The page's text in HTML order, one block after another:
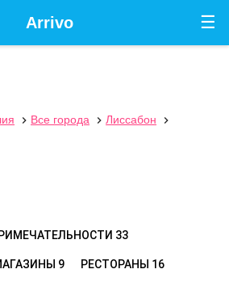
☰
Arrivo
 Все города  Лиссабон

33
9 РЕСТОРАНЫ 16